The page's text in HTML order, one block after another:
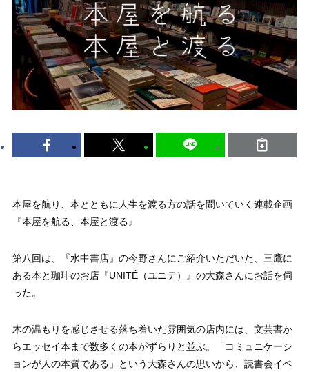
本屋を航り、本とともに人生を渡る方の話を聞いていく連載企画
『本屋を航る、本屋と渡る』
第八回は、『水中書店』の今野さんにご紹介いただいた、三鷹に
ある本と珈琲のお店『UNITÉ（ユニテ）』の大森さんにお話を伺
った。
木の温もりを感じさせる落ち着いた雰囲気の店内には、文芸書か
らエッセイ本まで数多くの本がずらりと並ぶ。「コミュニケーシ
ョンが人の本質である」という大森さんの思いから、読書会イベ